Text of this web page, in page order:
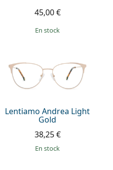
45,00 €
en stock
Lentiamo Andrea Light
Gold
38,25 €
en stock